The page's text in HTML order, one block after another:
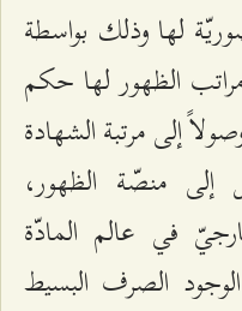
لها وذلك بواسطة
الظهور لها حكم
إلى مرتبة الشهادة
منصّة الظهور،
في عالم المادّة
الصرف البسيط